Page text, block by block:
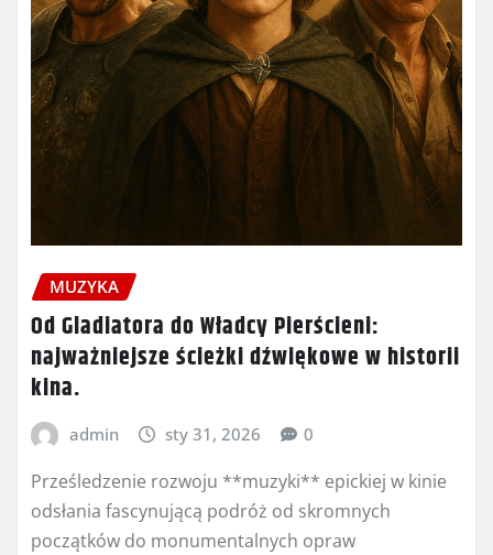
MUZYKA
Od Gladiatora do Władcy Pierścieni:
najważniejsze ścieżki dźwiękowe w historii
kina.
admin sty 31, 2026 0
Prześledzenie rozwoju **muzyki** epickiej w kinie
odsłania fascynującą podróż od skromnych
początków do monumentalnych opraw